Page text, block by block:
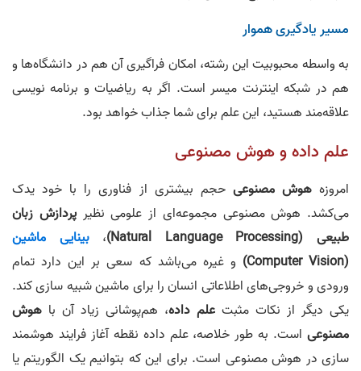
مسیر یادگیری هموار
به واسطه محبوبیت این رشته، امکان فراگیری آن هم در دانشگاه‌ها و
هم در شبکه اینترنت میسر است. اگر به ریاضیات و برنامه نویسی
علاقه‌مند هستید، این علم برای شما جذاب خواهد بود.
علم داده و هوش مصنوعی
امروزههوش مصنوعی حجم بیشتری از فناوری را با خود یدک
می‌کشد. هوش مصنوعی مجموعه‌ای از علومی نظیرپردازش زبان
طبیعی (Natural Language Processing)
،بینایی ماشین
(Computer Vision)
و غیره می‌باشد که سعی بر این دارد تمام
ورودی و خروجی‌های اطلاعاتی انسان را برای ماشین شبیه سازی کند.
یکی دیگر از نکات مثبت علم داده، هم‌پوشانی زیاد آن با هوش
مصنوعی است. به طور خلاصه، علم داده نقطه آغاز فرایند هوشمند
سازی در هوش مصنوعی است. برای این که بتوانیم یک الگوریتم یا